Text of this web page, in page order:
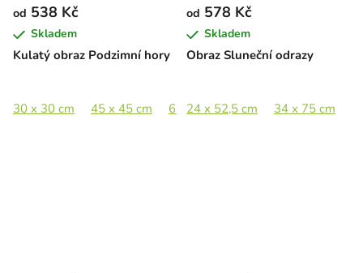
Kulatý obraz Podzimní hory
od 538 Kč
Skladem
30 x 30 cm 45 x 45 cm 65 x 65 cm 95 x 95 cm
Obraz Sluneční odrazy
od 578 Kč
Skladem
24 x 52,5 cm 34 x 75 cm